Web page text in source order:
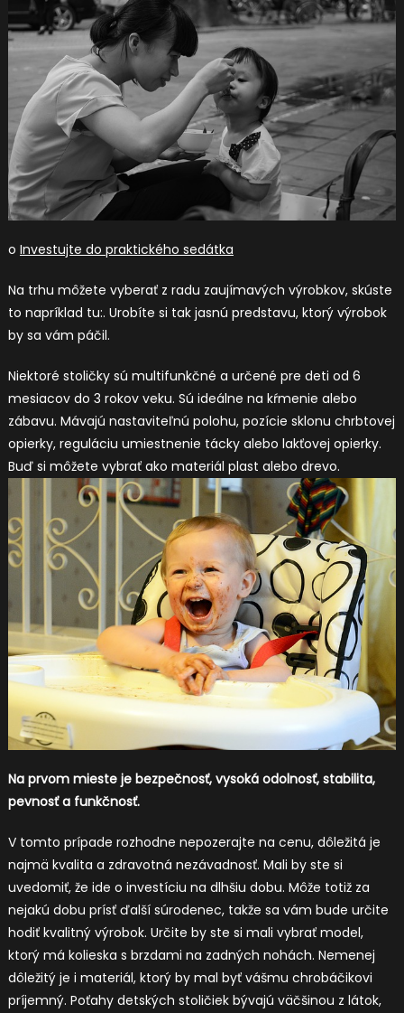
o Investujte do praktického sedátka
Na trhu môžete vyberať z radu zaujímavých výrobkov, skúste
to napríklad tu:. Urobíte si tak jasnú predstavu, ktorý výrobok
by sa vám páčil.
Niektoré stoličky sú multifunkčné a určené pre deti od 6
mesiacov do 3 rokov veku. Sú ideálne na kŕmenie alebo
zábavu. Mávajú nastaviteľnú polohu, pozície sklonu chrbtovej
opierky, reguláciu umiestnenie tácky alebo lakťovej opierky.
Buď si môžete vybrať ako materiál plast alebo drevo.
Na prvom mieste je bezpečnosť, vysoká odolnosť, stabilita,
pevnosť a funkčnosť.
V tomto prípade rozhodne nepozerajte na cenu, dôležitá je
najmä kvalita a zdravotná nezávadnosť. Mali by ste si
uvedomiť, že ide o investíciu na dlhšiu dobu. Môže totiž za
nejakú dobu prísť ďalší súrodenec, takže sa vám bude určite
hodiť kvalitný výrobok. Určite by ste si mali vybrať model,
ktorý má kolieska s brzdami na zadných nohách. Nemenej
dôležitý je i materiál, ktorý by mal byť vášmu chrobáčikovi
príjemný. Poťahy detských stoličiek bývajú väčšinou z látok,